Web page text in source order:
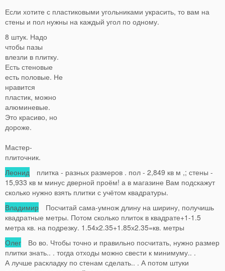
Если хотите с пластиковыми угольниками украсить, то вам на
стены и пол нужны на каждый угол по одному.
8 штук. Надо
чтобы пазы
влезли в плитку.
Есть стеновые
есть половые. Не
нравится
пластик, можно
алюминевые.
Это красиво, но
дороже.
Мастер-
плиточник.
Леонид плитка - разных размеров . пол - 2,849 кв м ,; стены -
15,933 кв м минус дверной проём! а в магазине Вам подскажут
сколько нужно взять плитки с учётом квадратуры.
Владимир Посчитай сама-умнож длину на ширину, получишь
квадратные метры. Потом сколько плиток в квадрате+1-1.5
метра кв. на подрезку. 1.54х2.35+1.85х2.35=кв. метры
Олег Во во. Чтобы точно и правильно посчитать, нужно размер
плитки знать.. . тогда отходы можно свести к минимуму.. .
А лучше раскладку по стенам сделать.. . А потом штуки